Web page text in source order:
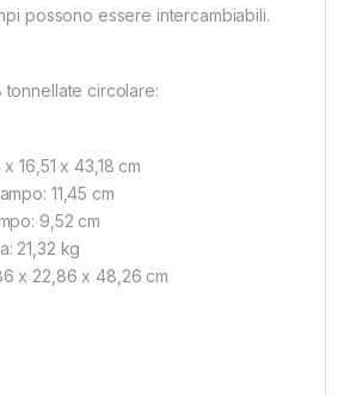
possono essere intercambiabili.
tonnellate circolare:
16,51 x 43,18 cm
11,45 cm
9,52 cm
21,32 kg
x 22,86 x 48,26 cm